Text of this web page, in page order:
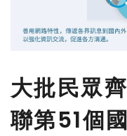
大批民眾
聯第51個